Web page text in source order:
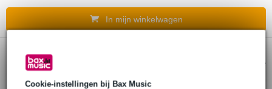
Cookie-instellingen bij Bax Music
In mijn winkelwagen
Guild Premium Humidified Hardshell Case